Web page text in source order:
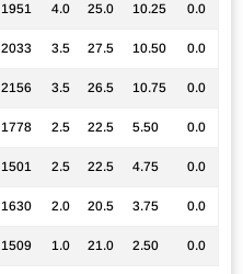
1951 4.0 25.0 10.25 0.0
2033 3.5 27.5 10.50 0.0
2156 3.5 26.5 10.75 0.0
1778 2.5 22.5 5.50 0.0
1501 2.5 22.5 4.75 0.0
1630 2.0 20.5 3.75 0.0
1509 1.0 21.0 2.50 0.0